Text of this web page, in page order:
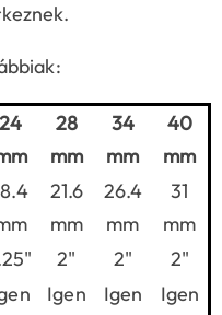
24
28
mm
34
mm
40
mm
21.6
mm
26.4
mm
31
mm
2" 2"
2"
Igen Igen
Igen